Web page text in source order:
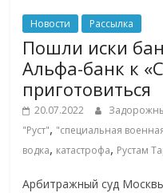
меняет
жизнь
людей
обсудить
эти
изменения
Новости Рассылка
Пошли иски
Альфа-банк к
приготовиться
20.07.2022
"Руст", "специальная
водка, катастрофа, Рустам
Арбитражный суд